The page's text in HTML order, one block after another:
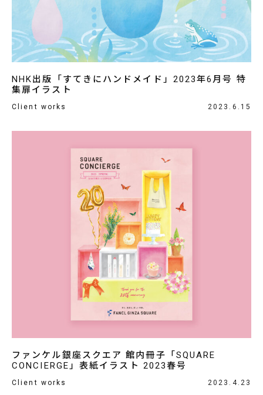
NHK出版「すてきにハンドメイド」2023年6月号 特
集扉イラスト
Client works 2023.6.15
ファンケル銀座スクエア 館内冊子「SQUARE
CONCIERGE」表紙イラスト 2023春号
Client works 2023.4.23